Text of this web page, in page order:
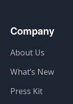
Company
About Us
What’s New
Press Kit